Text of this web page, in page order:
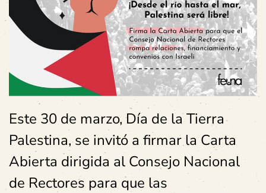
Este 30 de marzo, Día de la Tierra
Palestina, se invitó a firmar la Carta
Abierta dirigida al Consejo Nacional
de Rectores para que las